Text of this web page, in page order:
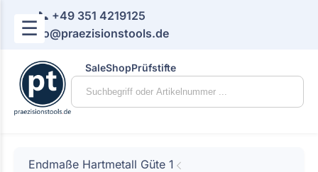
☰
📞 +49 351 4219125
📧 info@praezisionstools.de
SaleShopPrüfstifte
Endmaße Hartmetall Güte 1